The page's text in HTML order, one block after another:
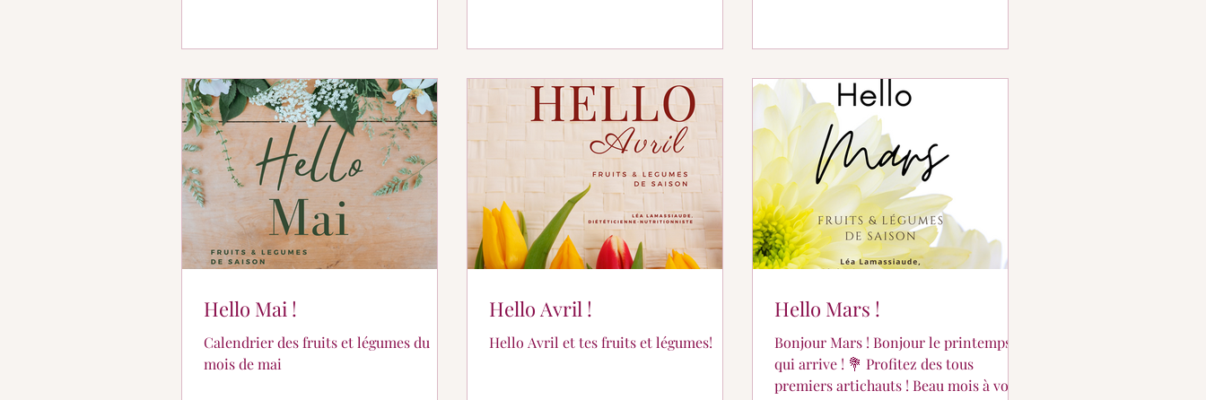
Hello Mai !
Calendrier des fruits et légumes du
mois de mai
Hello Avril !
Hello Avril et tes fruits et légumes!
Hello Mars !
Bonjour Mars ! Bonjour le printemps
qui arrive ! 💐 Profitez des tous
premiers artichauts ! Beau mois à vous